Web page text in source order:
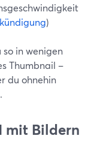
)
in wenigen
Thumbnail –
du ohnehin
mit Bildern